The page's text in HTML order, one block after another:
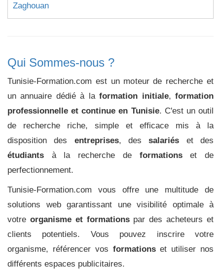
Zaghouan
Qui Sommes-nous ?
Tunisie-Formation.com est un moteur de recherche et
un annuaire dédié à laformation initiale,formation
professionnelle et continue en Tunisie. C'est un outil
de recherche riche, simple et efficace mis à la
disposition des entreprises, dessalariés et des
étudiants à la recherche de formationset de
perfectionnement.
Tunisie-Formation.com vous offre une multitude de
solutions web garantissant une visibilité optimale à
votre organisme et formationspar des acheteurs et
clients potentiels. Vous pouvez inscrire votre
organisme, référencer vos formationset utiliser nos
différents espaces publicitaires.